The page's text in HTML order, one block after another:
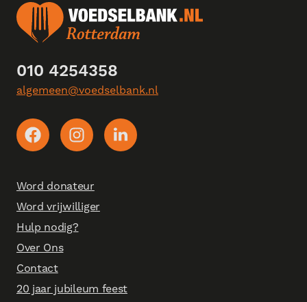
010 4254358
algemeen@voedselbank.nl
Word donateur
Word vrijwilliger
Hulp nodig?
Over Ons
Contact
20 jaar jubileum feest